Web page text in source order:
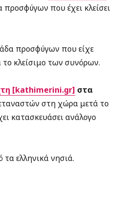
που έχει κλείσει
προσφύγων που είχε
κλείσιμο των συνόρων.
[kathimerini.gr] στα
στη χώρα μετά το
κατασκευάσει ανάλογο
ελληνικά νησιά.